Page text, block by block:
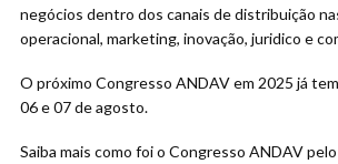
negócios dentro dos canais de distribuição
operacional, marketing, inovação, juridico e
O próximo Congresso ANDAV em 2025 já
06 e 07 de agosto.
Saiba mais como foi o Congresso ANDAV